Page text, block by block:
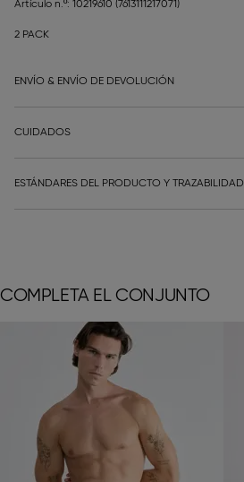
Artículo n.º: 10219610 (7613111217071)
2 PACK
ENVÍO & ENVÍO DE DEVOLUCIÓN
CUIDADOS
ESTÁNDARES DEL PRODUCTO Y TRAZABILIDAD
COMPLETA EL CONJUNTO